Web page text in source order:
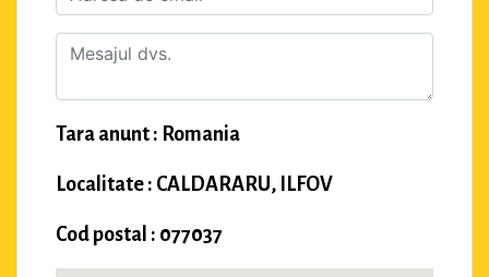
Tara anunt : Romania
Localitate : CALDARARU, ILFOV
Cod postal : 077037